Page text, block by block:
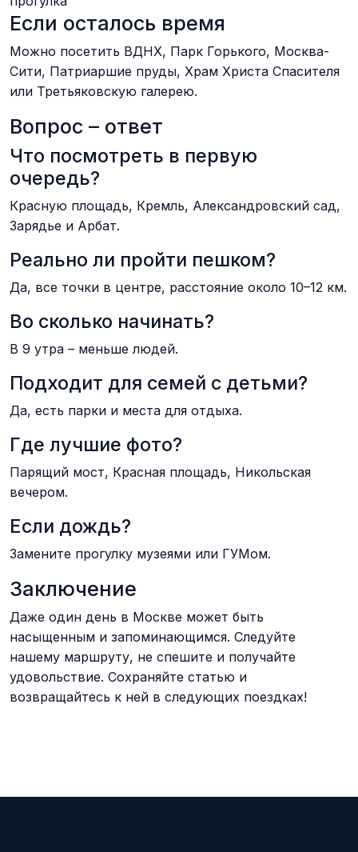
Если осталось время
Можно посетить ВДНХ, Парк Горького, Москва-
Сити, Патриаршие пруды, Храм Христа Спасителя
или Третьяковскую галерею.
Вопрос – ответ
Что посмотреть в первую
очередь?
Красную площадь, Кремль, Александровский сад,
Зарядье и Арбат.
Реально ли пройти пешком?
Да, все точки в центре, расстояние около 10–12 км.
Во сколько начинать?
В 9 утра – меньше людей.
Подходит для семей с детьми?
Да, есть парки и места для отдыха.
Где лучшие фото?
Парящий мост, Красная площадь, Никольская
вечером.
Если дождь?
Замените прогулку музеями или ГУМом.
Заключение
Даже один день в Москве может быть
насыщенным и запоминающимся. Следуйте
нашему маршруту, не спешите и получайте
удовольствие. Сохраняйте статью и
возвращайтесь к ней в следующих поездках!